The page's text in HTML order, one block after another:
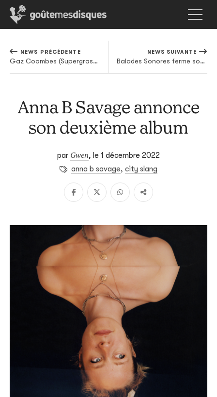
NEWS PRÉCÉDENTE
Gaz Coombes (Supergrass) prêt à repartir en solo
NEWS SUIVANTE
Balades Sonores ferme son antenne bruxelloise
Anna B Savage annonce
son deuxième album
par Gwen, le 1 décembre 2022
anna b savage, city slang